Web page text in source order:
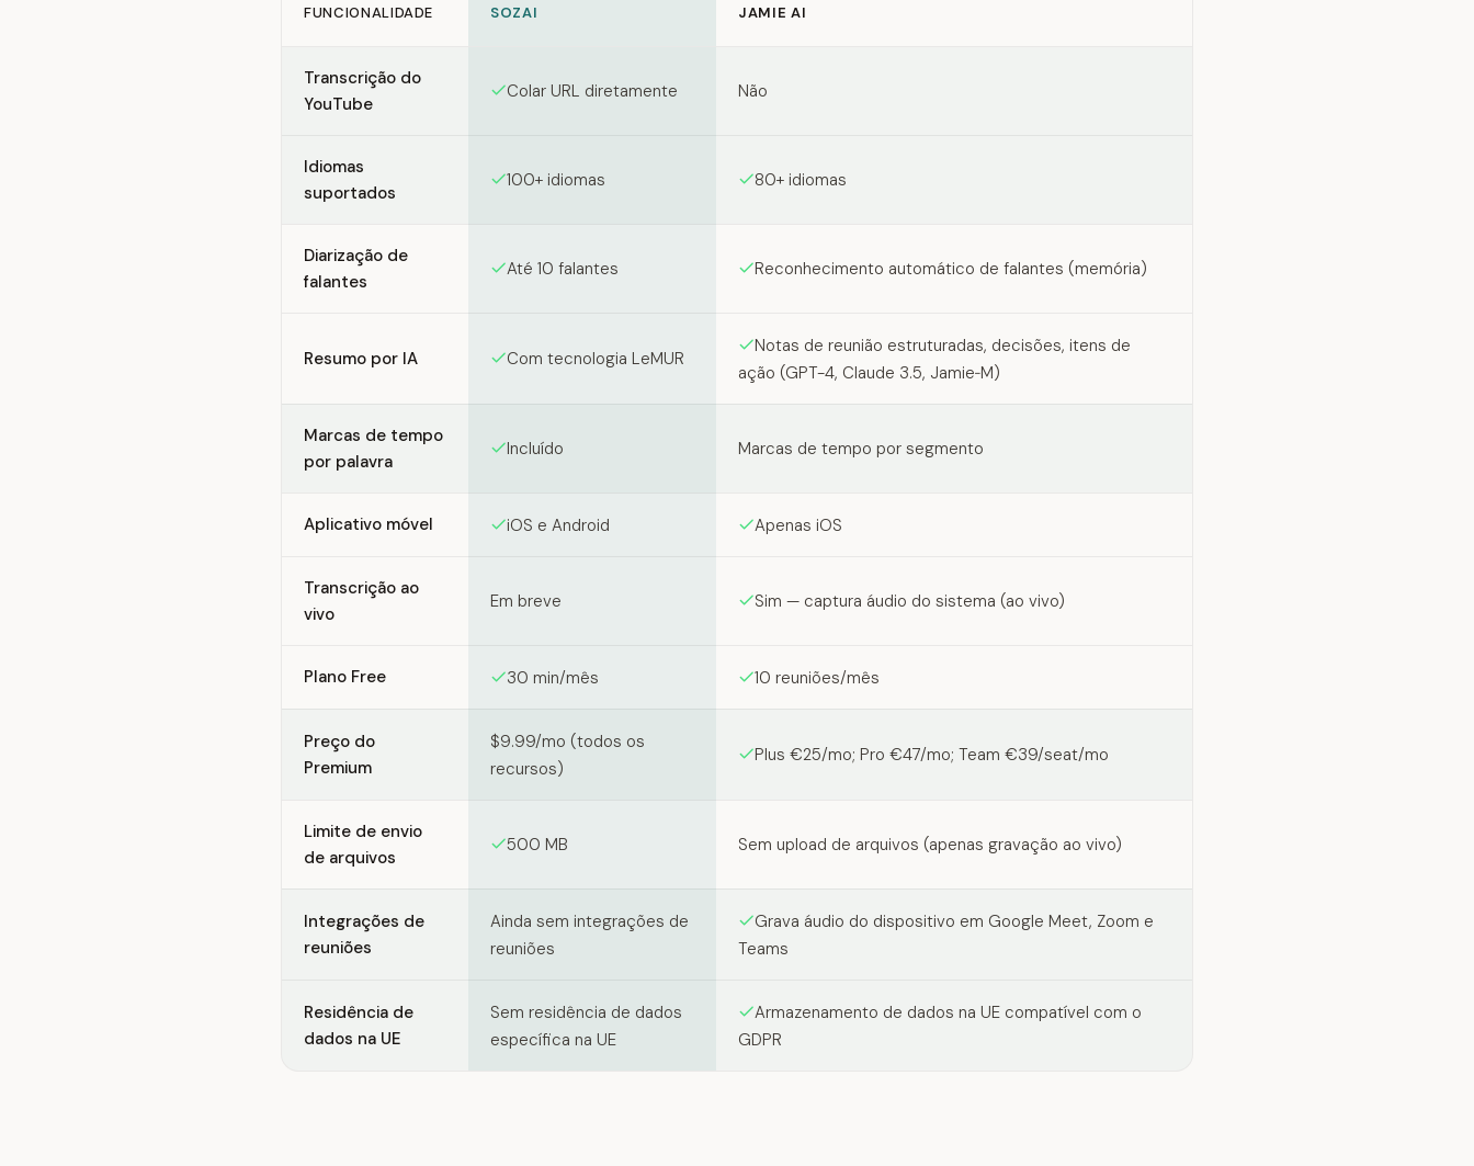
FUNCIONALIDADE SOZAI JAMIE AI
Transcrição do
YouTube
Colar URL diretamente Não
Idiomas
suportados
100+ idiomas 80+ idiomas
Diarização de
falantes
Até 10 falantes Reconhecimento automático de falantes (memória)
Resumo por IA Com tecnologia LeMUR
Notas de reunião estruturadas, decisões, itens de
ação (GPT-4, Claude 3.5, Jamie‑M)
Marcas de tempo
por palavra
Incluído Marcas de tempo por segmento
Aplicativo móvel iOS e Android Apenas iOS
Transcrição ao
vivo
Em breve Sim — captura áudio do sistema (ao vivo)
Plano Free 30 min/mês 10 reuniões/mês
Preço do
Premium
$9.99/mo (todos os
recursos)
Plus €25/mo; Pro €47/mo; Team €39/seat/mo
Limite de envio
de arquivos
500 MB Sem upload de arquivos (apenas gravação ao vivo)
Integrações de
reuniões
Ainda sem integrações de
reuniões
Grava áudio do dispositivo em Google Meet, Zoom e
Teams
Residência de
dados na UE
Sem residência de dados
específica na UE
Armazenamento de dados na UE compatível com o
GDPR